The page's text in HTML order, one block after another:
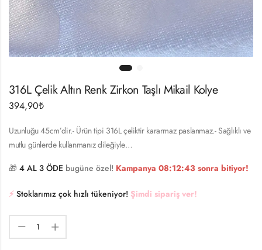
316L Çelik Altın Renk Zirkon Taşlı Mikail Kolye
394,90₺
Uzunluğu 45cm’dir.- Ürün tipi 316L çeliktir kararmaz paslanmaz.- Sağlıklı ve
mutlu günlerde kullanmanız dileğiyle…
🎁 4 AL 3 ÖDE bugüne özel! Kampanya 08:12:43 sonra bitiyor!
⚡️ Stoklarımız çok hızlı tükeniyor! Şimdi sipariş ver!